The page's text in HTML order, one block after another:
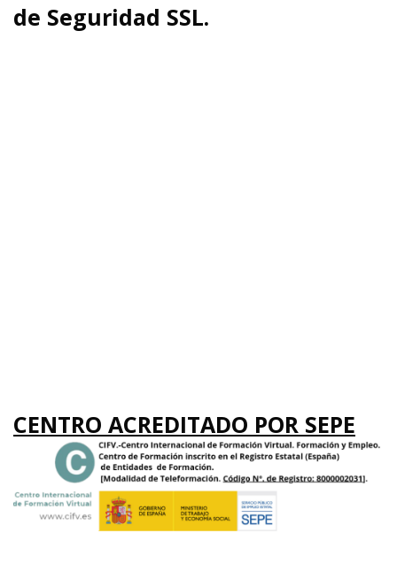
de Seguridad SSL.
CENTRO ACREDITADO POR SEPE